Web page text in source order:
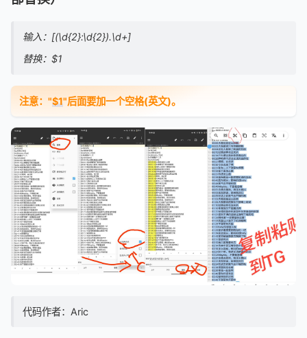
输入：[(\d{2}:\d{2}).\d+]
替换：$1
注意："$1"后面要加一个空格(英文)。
代码作者：Aric